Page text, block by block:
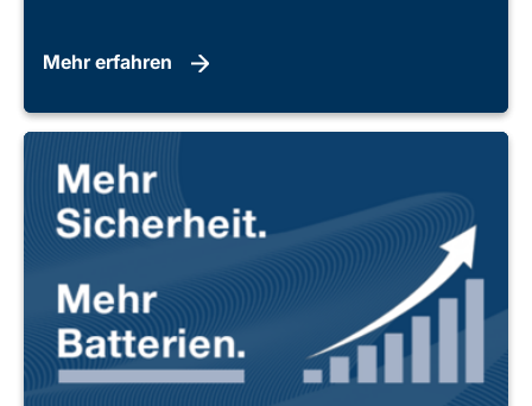
Mehr erfahren